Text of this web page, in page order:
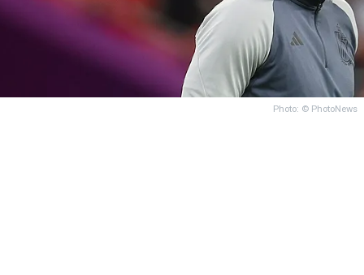
Photo: © PhotoNews